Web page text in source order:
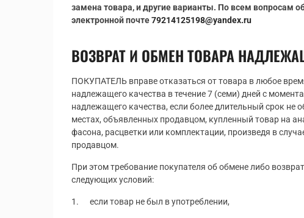
замена товара, и другие варианты. По всем вопросам
электронной почте79214125198@yandex.ru
ВОЗВРАТ И ОБМЕН ТОВАРА
ПОКУПАТЕЛЬ вправе отказаться от товара в любое
надлежащего качества в течение 7 (семи) дней с
надлежащего качества, если более длительный срок не
местах, объявленных продавцом, купленный товар на
фасона, расцветки или комплектации, произведя в
продавцом.
При этом требование покупателя об обмене либо
следующих условий:
1. если товар не был в употреблении,